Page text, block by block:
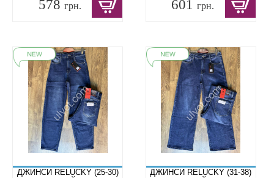
578 грн. 601грн.
ДЖИНСИ RELUCKY (25-30)
ДЖИНСИ RELUCKY (31-38)